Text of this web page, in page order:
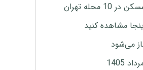
تهران
مشاهده کنید